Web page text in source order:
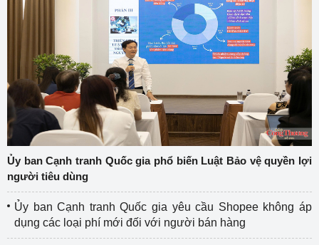
Ủy ban Cạnh tranh Quốc gia phổ biến Luật Bảo vệ quyền lợi
người tiêu dùng
Ủy ban Cạnh tranh Quốc gia yêu cầu Shopee không áp
dụng các loại phí mới đối với người bán hàng